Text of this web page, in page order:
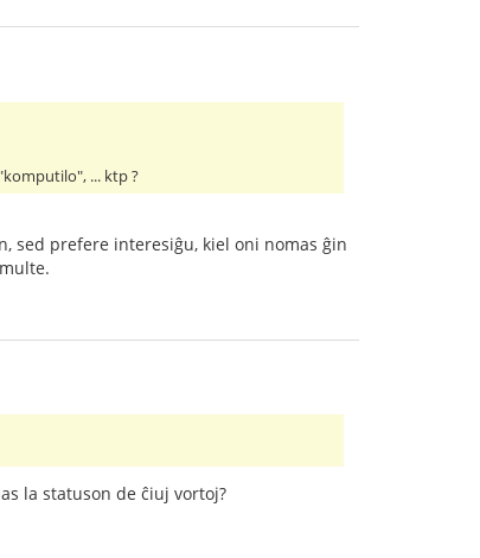
... ktp ?
sed prefere interesiĝu, kiel oni nomas ĝin
la statuson de ĉiuj vortoj?